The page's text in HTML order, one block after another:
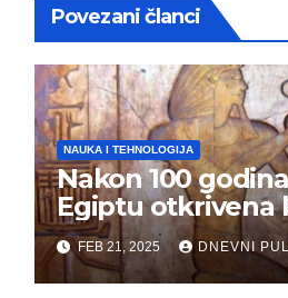
Povezani članci
NAUKA I TEHNOLOGIJA
Nakon 100
Egiptu otkrivena
grobnica (FOTO)
FEB 21, 2025 DNEVNI